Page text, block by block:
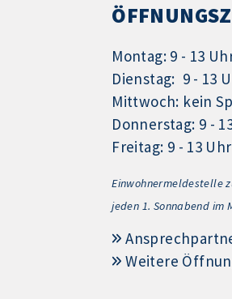
Montag: 9 - 13
Dienstag: 9 - 13
Mittwoch: kein
Donnerstag: 9 -
Freitag: 9 - 13 Uhr
Einwohnermeldestelle
jeden 1. Sonnabend im
Weitere